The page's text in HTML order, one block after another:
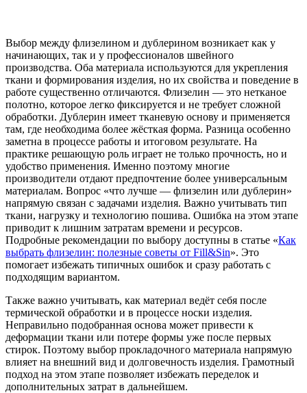
Выбор между флизелином и дублерином возникает как у
начинающих, так и у профессионалов швейного
производства. Оба материала используются для укрепления
ткани и формирования изделия, но их свойства и поведение в
работе существенно отличаются. Флизелин — это нетканое
полотно, которое легко фиксируется и не требует сложной
обработки. Дублерин имеет тканевую основу и применяется
там, где необходима более жёсткая форма. Разница особенно
заметна в процессе работы и итоговом результате. На
практике решающую роль играет не только прочность, но и
удобство применения. Именно поэтому многие
производители отдают предпочтение более универсальным
материалам. Вопрос «что лучше — флизелин или дублерин»
напрямую связан с задачами изделия. Важно учитывать тип
ткани, нагрузку и технологию пошива. Ошибка на этом этапе
приводит к лишним затратам времени и ресурсов.
Подробные рекомендации по выбору доступны в статье «Как
выбрать флизелин: полезные советы от Fill&Sin». Это
помогает избежать типичных ошибок и сразу работать с
подходящим вариантом.
Также важно учитывать, как материал ведёт себя после
термической обработки и в процессе носки изделия.
Неправильно подобранная основа может привести к
деформации ткани или потере формы уже после первых
стирок. Поэтому выбор прокладочного материала напрямую
влияет на внешний вид и долговечность изделия. Грамотный
подход на этом этапе позволяет избежать переделок и
дополнительных затрат в дальнейшем.